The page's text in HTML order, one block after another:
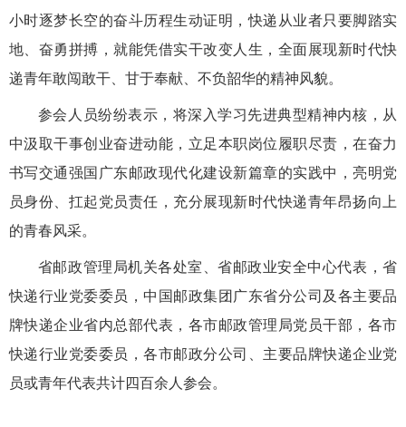
小时逐梦长空的奋斗历程生动证明，快递从业者只要脚踏实
地、奋勇拼搏，就能凭借实干改变人生，全面展现新时代快
递青年敢闯敢干、甘于奉献、不负韶华的精神风貌。
参会人员纷纷表示，将深入学习先进典型精神内核，从
中汲取干事创业奋进动能，立足本职岗位履职尽责，在奋力
书写交通强国广东邮政现代化建设新篇章的实践中，亮明党
员身份、扛起党员责任，充分展现新时代快递青年昂扬向上
的青春风采。
省邮政管理局机关各处室、省邮政业安全中心代表，省
快递行业党委委员，中国邮政集团广东省分公司及各主要品
牌快递企业省内总部代表，各市邮政管理局党员干部，各市
快递行业党委委员，各市邮政分公司、主要品牌快递企业党
员或青年代表共计四百余人参会。